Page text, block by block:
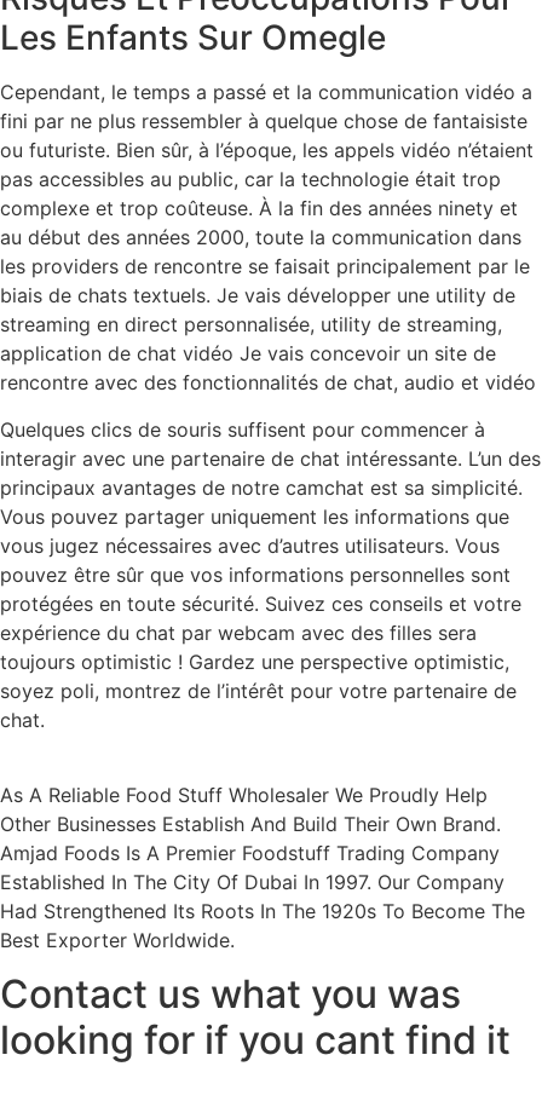
Les Enfants Sur Omegle
Cependant, le temps a passé et la communication vidéo a
fini par ne plus ressembler à quelque chose de fantaisiste
ou futuriste. Bien sûr, à l’époque, les appels vidéo n’étaient
pas accessibles au public, car la technologie était trop
complexe et trop coûteuse. À la fin des années ninety et
au début des années 2000, toute la communication dans
les providers de rencontre se faisait principalement par le
biais de chats textuels. Je vais développer une utility de
streaming en direct personnalisée, utility de streaming,
application de chat vidéo Je vais concevoir un site de
rencontre avec des fonctionnalités de chat, audio et vidéo
Quelques clics de souris suffisent pour commencer à
interagir avec une partenaire de chat intéressante. L’un des
principaux avantages de notre camchat est sa simplicité.
Vous pouvez partager uniquement les informations que
vous jugez nécessaires avec d’autres utilisateurs. Vous
pouvez être sûr que vos informations personnelles sont
protégées en toute sécurité. Suivez ces conseils et votre
expérience du chat par webcam avec des filles sera
toujours optimistic ! Gardez une perspective optimistic,
soyez poli, montrez de l’intérêt pour votre partenaire de
chat.
As A Reliable Food Stuff Wholesaler We Proudly Help
Other Businesses Establish And Build Their Own Brand.
Amjad Foods Is A Premier Foodstuff Trading Company
Established In The City Of Dubai In 1997. Our Company
Had Strengthened Its Roots In The 1920s To Become The
Best Exporter Worldwide.
Contact us what you was
looking for if you cant find it